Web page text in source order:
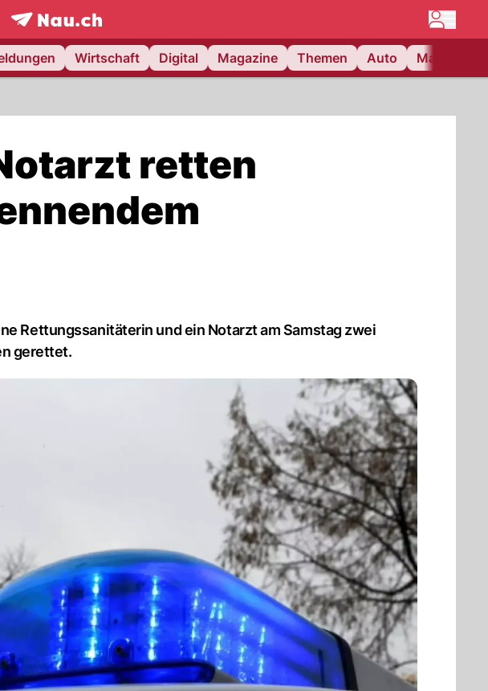
frontpage.NAU.ch
Wirtschaft Digital Magazine Themen Auto Matchcenter
retten
Rettungssanitäterin und ein Notarzt am Samstag zwei
gerettet.